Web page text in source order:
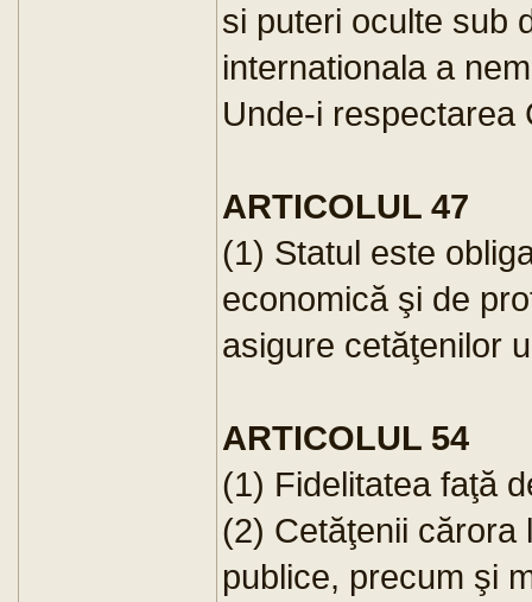
si puteri oculte sub
internationala a
Unde-i respectarea
ARTICOLUL 47
(1) Statul este
economică şi de
asigure cetăţenilor
ARTICOLUL 54
(1) Fidelitatea faţă
(2) Cetăţenii cărora
publice, precum şi